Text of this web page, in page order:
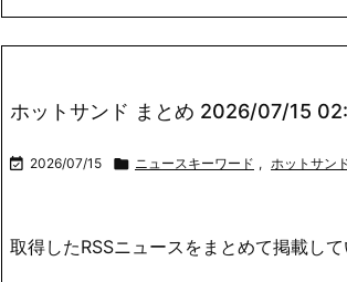
ホットサンド まとめ 2026/07/15
 2026/07/15  ニュースキーワード , ホットサン
取得したRSSニュースをまとめて掲載して